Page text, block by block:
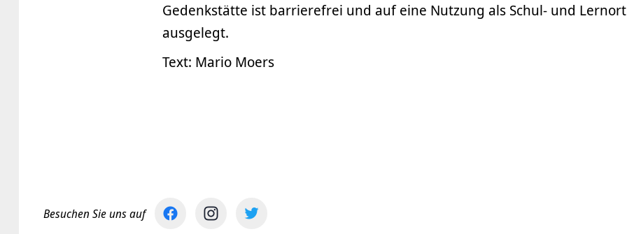
Gedenkstätte ist barrierefrei und auf eine Nutzung als Schul- und Lernort
ausgelegt.
Text: Mario Moers
Besuchen Sie uns auf